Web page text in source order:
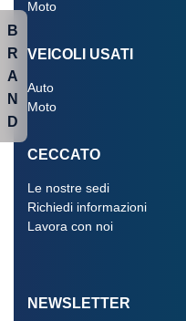
Moto
VEICOLI USATI
Auto
Moto
CECCATO
Le nostre sedi
Richiedi informazioni
Lavora con noi
NEWSLETTER
B
R
A
N
D